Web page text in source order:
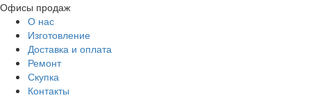
Офисы продаж
О нас
Изготовление
Доставка и оплата
Ремонт
Скупка
Контакты